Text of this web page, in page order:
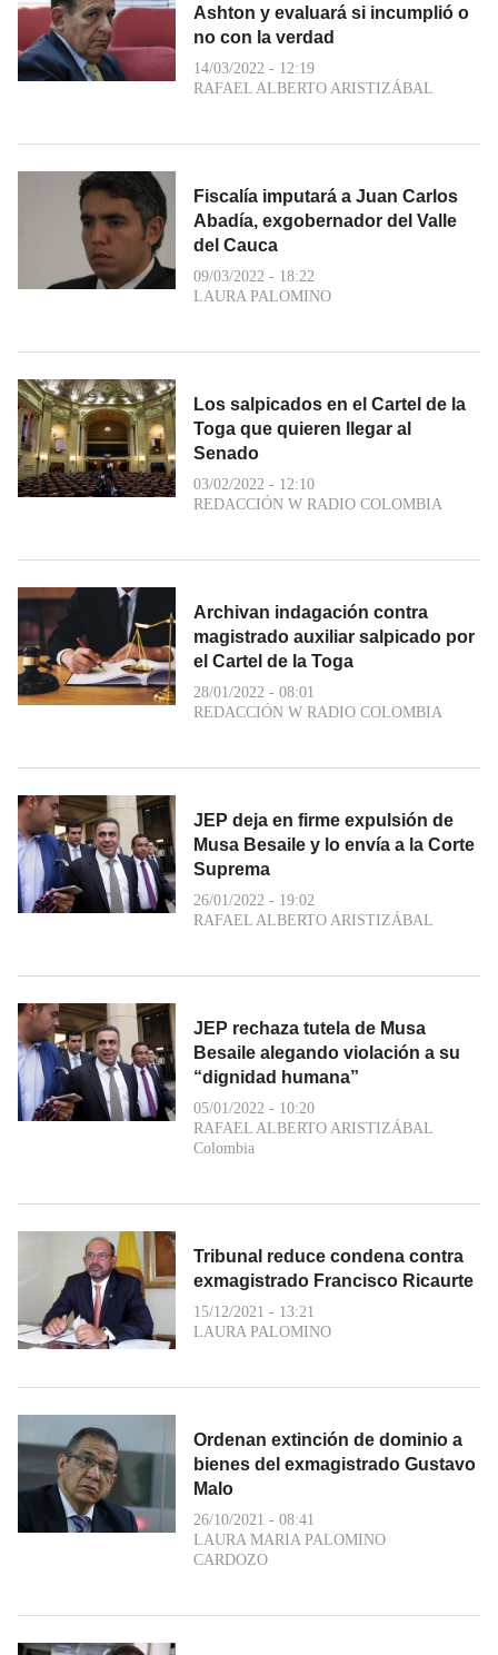
Ashton y evaluará si incumplió o
no con la verdad
14/03/2022 - 12:19
RAFAEL ALBERTO ARISTIZÁBAL
Fiscalía imputará a Juan Carlos
Abadía, exgobernador del Valle
del Cauca
09/03/2022 - 18:22
LAURA PALOMINO
Los salpicados en el Cartel de la
Toga que quieren llegar al
Senado
03/02/2022 - 12:10
REDACCIÓN W RADIO COLOMBIA
Archivan indagación contra
magistrado auxiliar salpicado por
el Cartel de la Toga
28/01/2022 - 08:01
REDACCIÓN W RADIO COLOMBIA
JEP deja en firme expulsión de
Musa Besaile y lo envía a la Corte
Suprema
26/01/2022 - 19:02
RAFAEL ALBERTO ARISTIZÁBAL
JEP rechaza tutela de Musa
Besaile alegando violación a su
“dignidad humana”
05/01/2022 - 10:20
RAFAEL ALBERTO ARISTIZÁBAL
Colombia
Tribunal reduce condena contra
exmagistrado Francisco Ricaurte
15/12/2021 - 13:21
LAURA PALOMINO
Ordenan extinción de dominio a
bienes del exmagistrado Gustavo
Malo
26/10/2021 - 08:41
LAURA MARIA PALOMINO
CARDOZO